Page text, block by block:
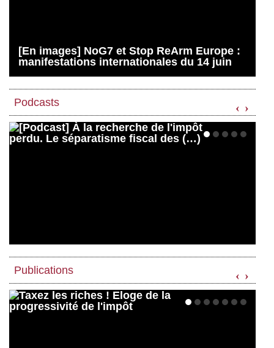
[En images] NoG7 et Stop ReArm Europe :
manifestations internationales du 14 juin
Podcasts ‹ ›
Publications ‹ ›